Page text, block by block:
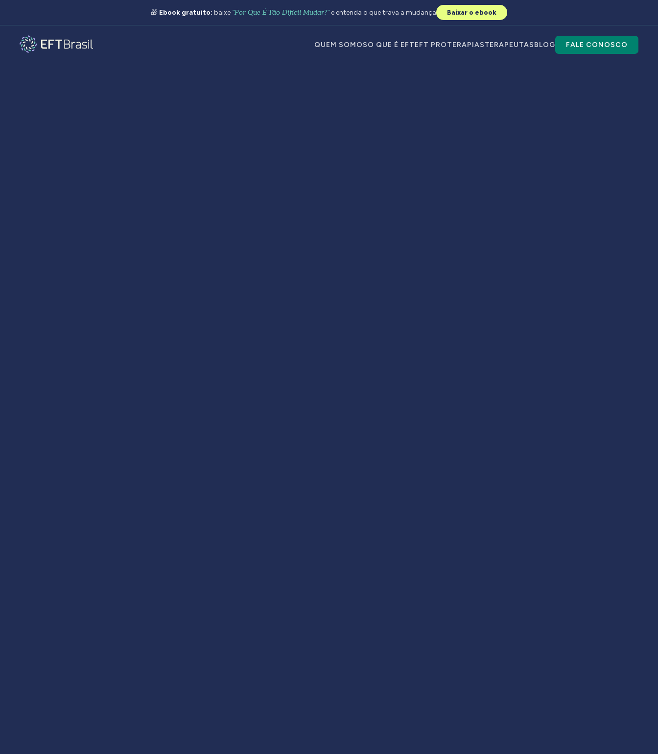
QUEM SOMOSO QUE É EFTEFT PROTERAPIASTERAPEUTASBLOG FALE CONOSCO
🎁 Ebook gratuito: baixe "Por Que É Tão Difícil Mudar?"e entenda o que trava a mudança Baixar o ebook